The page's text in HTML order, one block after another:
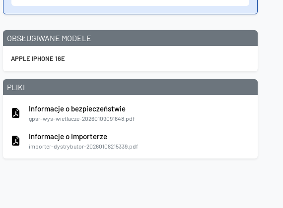
OBSŁUGIWANE MODELE
APPLE IPHONE 16E
PLIKI
Informacje o bezpieczeństwie
gpsr-wys-wietlacze-20260109091648.pdf
Informacje o importerze
importer-dystrybutor-20260108215339.pdf